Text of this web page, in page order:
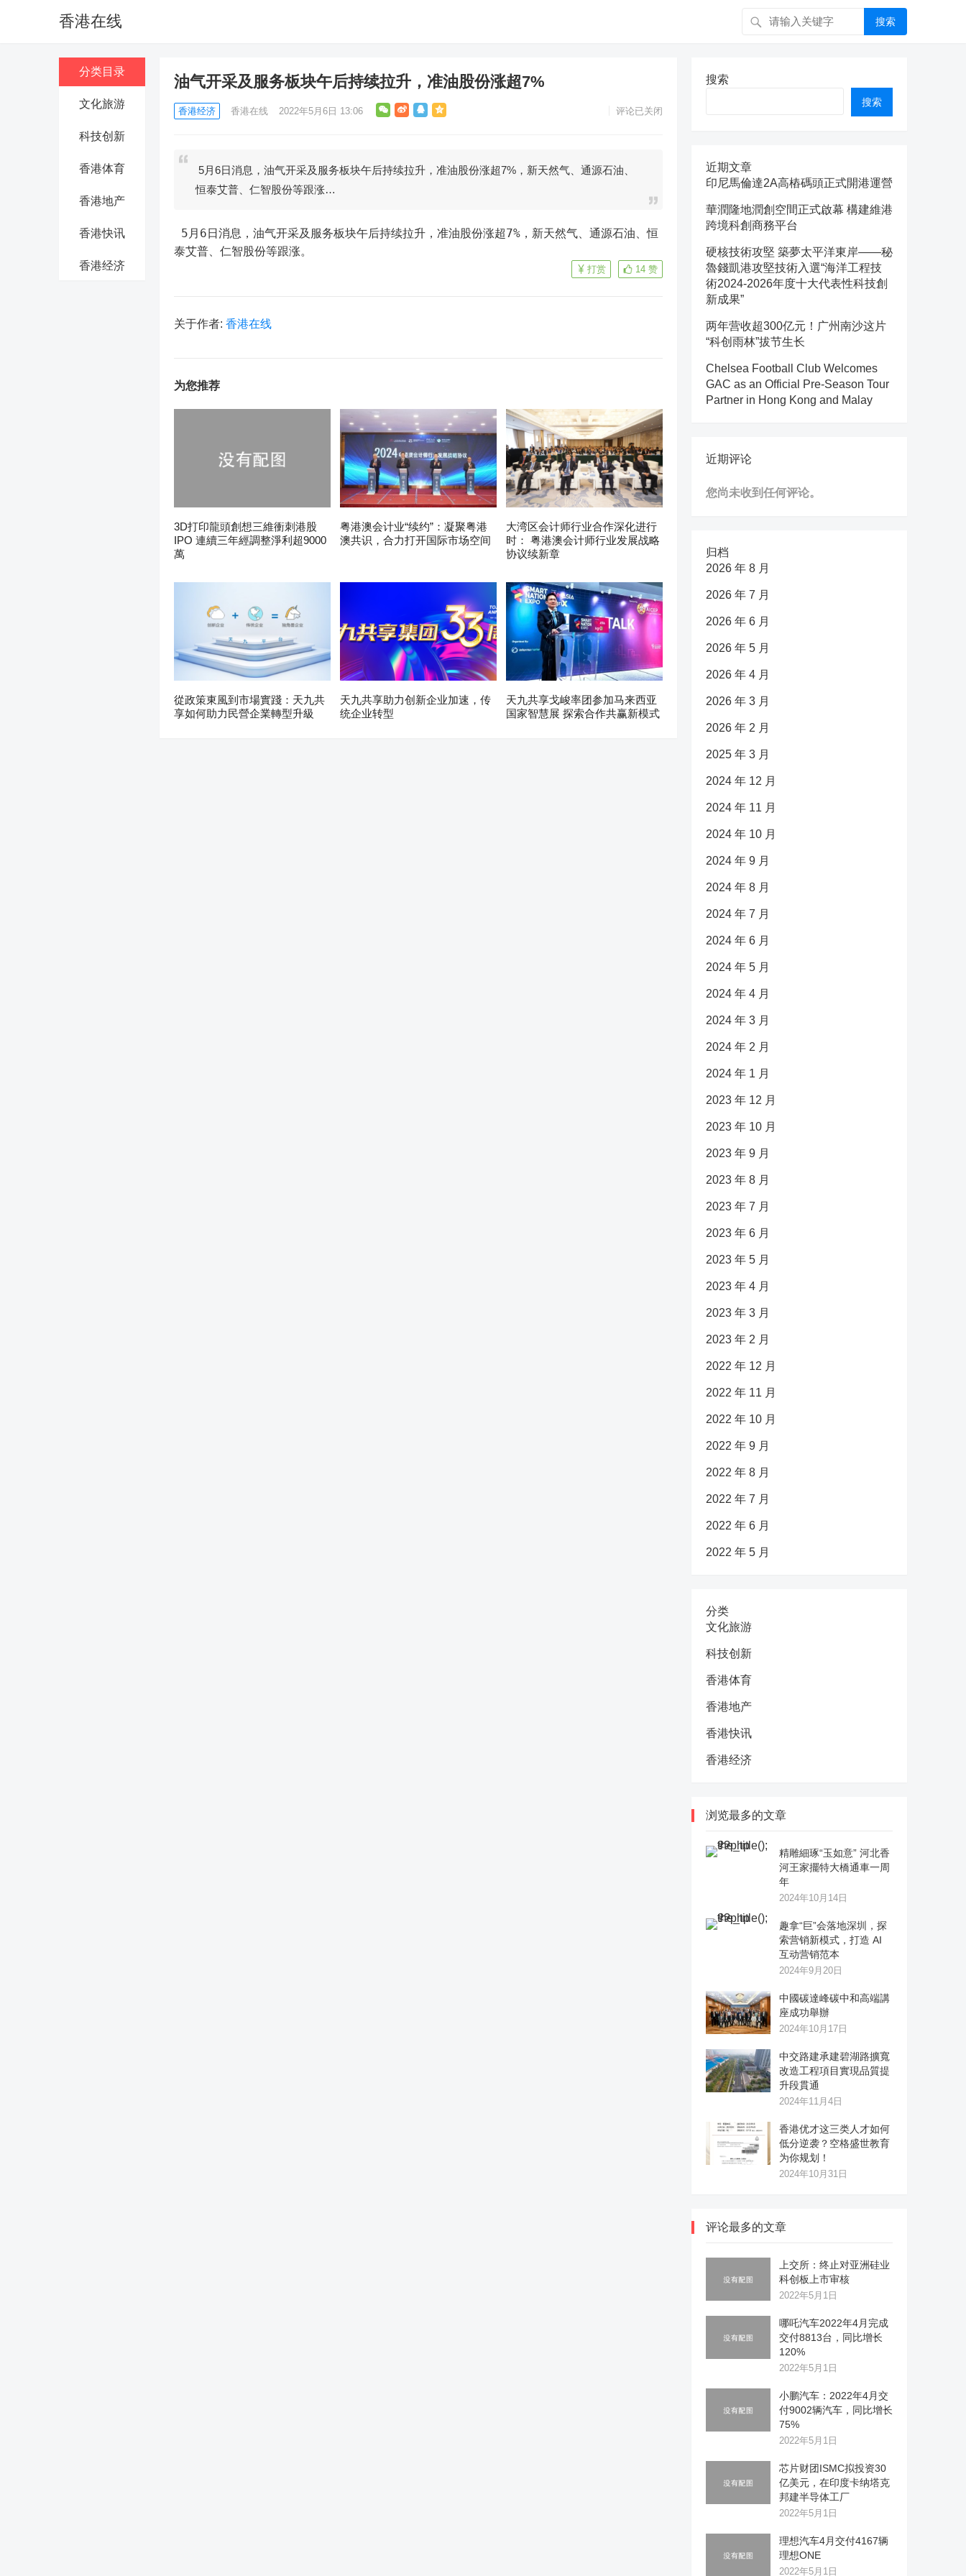
香港在线 搜索
分类目录
文化旅游
科技创新
香港体育
香港地产
香港快讯
香港经济
油气开采及服务板块午后持续拉升，准油股份涨超7%
香港经济 香港在线 2022年5月6日 13:06 评论已关闭
5月6日消息，油气开采及服务板块午后持续拉升，准油股份涨超7%，新天然气、通源石油、
恒泰艾普、仁智股份等跟涨…
5月6日消息，油气开采及服务板块午后持续拉升，准油股份涨超7%，新天然气、通源石油、恒
泰艾普、仁智股份等跟涨。
14 赞
打赏
关于作者: 香港在线
为您推荐
3D打印龍頭創想三維衝刺港股
IPO 連續三年經調整淨利超9000
萬
粤港澳会计业“续约”：凝聚粤港
澳共识，合力打开国际市场空间
大湾区会计师行业合作深化进行
时： 粤港澳会计师行业发展战略
协议续新章
從政策東風到市場實踐：天九共
享如何助力民營企業轉型升級
天九共享助力创新企业加速，传
统企业转型
天九共享戈峻率团参加马来西亚
国家智慧展 探索合作共赢新模式
搜索
搜索
近期文章
印尼馬倫達2A高樁碼頭正式開港運營
華潤隆地潤創空間正式啟幕 構建維港
跨境科創商務平台
硬核技術攻堅 築夢太平洋東岸——秘
魯錢凱港攻堅技術入選“海洋工程技
術2024-2026年度十大代表性科技創
新成果”
两年营收超300亿元！广州南沙这片
“科创雨林”拔节生长
Chelsea Football Club Welcomes
GAC as an Official Pre-Season Tour
Partner in Hong Kong and Malay
近期评论
您尚未收到任何评论。
归档
2026 年 8 月
2026 年 7 月
2026 年 6 月
2026 年 5 月
2026 年 4 月
2026 年 3 月
2026 年 2 月
2025 年 3 月
2024 年 12 月
2024 年 11 月
2024 年 10 月
2024 年 9 月
2024 年 8 月
2024 年 7 月
2024 年 6 月
2024 年 5 月
2024 年 4 月
2024 年 3 月
2024 年 2 月
2024 年 1 月
2023 年 12 月
2023 年 10 月
2023 年 9 月
2023 年 8 月
2023 年 7 月
2023 年 6 月
2023 年 5 月
2023 年 4 月
2023 年 3 月
2023 年 2 月
2022 年 12 月
2022 年 11 月
2022 年 10 月
2022 年 9 月
2022 年 8 月
2022 年 7 月
2022 年 6 月
2022 年 5 月
分类
文化旅游
科技创新
香港体育
香港地产
香港快讯
香港经济
浏览最多的文章
精雕細琢“玉如意” 河北香
河王家擺特大橋通車一周
年
2024年10月14日
趣拿“巨”会落地深圳，探
索营销新模式，打造 AI
互动营销范本
2024年9月20日
中國碳達峰碳中和高端講
座成功舉辦
2024年10月17日
中交路建承建碧湖路擴寬
改造工程項目實現品質提
升段貫通
2024年11月4日
香港优才这三类人才如何
低分逆袭？空格盛世教育
为你规划！
2024年10月31日
评论最多的文章
上交所：终止对亚洲硅业
科创板上市审核
2022年5月1日
哪吒汽车2022年4月完成
交付8813台，同比增长
120%
2022年5月1日
小鹏汽车：2022年4月交
付9002辆汽车，同比增长
75%
2022年5月1日
芯片财团ISMC拟投资30
亿美元，在印度卡纳塔克
邦建半导体工厂
2022年5月1日
理想汽车4月交付4167辆
理想ONE
2022年5月1日